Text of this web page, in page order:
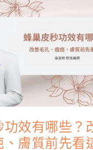
功效有哪些？
、膚質前先看